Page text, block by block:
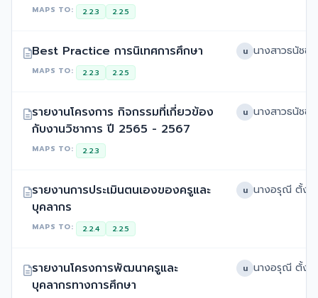
MAPS TO: 2.2.3 2.2.5
Best Practice การนิเทศการศึกษา
MAPS TO: 2.2.3 2.2.5
น
รายงานโครงการ กิจกรรมที่เกี่ยวข้อง
กับงานวิชาการ ปี 2565 - 2567
MAPS TO: 2.2.3
น
รายงานการประเมินตนเองของครูและ
บุคลากร
MAPS TO: 2.2.4 2.2.5
น นางอรุณี ตั้งรั
รายงานโครงการพัฒนาครูและ
บุคลากรทางการศึกษา
น นางอรุณี ตั้งรั